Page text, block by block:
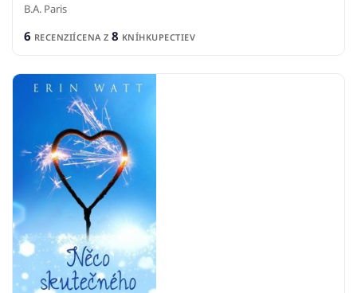
B.A. Paris
6 RECENZIÍCENA Z 8 KNÍHKUPECTIEV